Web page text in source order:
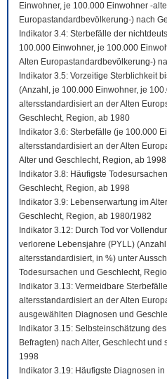
Einwohner, je 100.000 Einwohner -
Europastandardbevölkerung-) nach
Indikator 3.4: Sterbefälle der
100.000 Einwohner, je 100.000
Alten Europastandardbevölkerung-)
Indikator 3.5: Vorzeitige Sterblichkeit
(Anzahl, je 100.000 Einwohner, je
altersstandardisiert an der Alten
Geschlecht, Region, ab 1980
Indikator 3.6: Sterbefälle (je 100.000
altersstandardisiert an der Alten
Alter und Geschlecht, Region, ab 1998
Indikator 3.8: Häufigste
Geschlecht, Region, ab 1998
Indikator 3.9: Lebenserwartung im
Geschlecht, Region, ab 1980/1982
Indikator 3.12: Durch Tod vor
verlorene Lebensjahre (PYLL)
altersstandardisiert, in %) unter
Todesursachen und Geschlecht,
Indikator 3.13: Vermeidbare
altersstandardisiert an der Alten
ausgewählten Diagnosen und
Indikator 3.15: Selbsteinschätzung
Befragten) nach Alter, Geschlecht
1998
Indikator 3.19: Häufigste Diagnosen